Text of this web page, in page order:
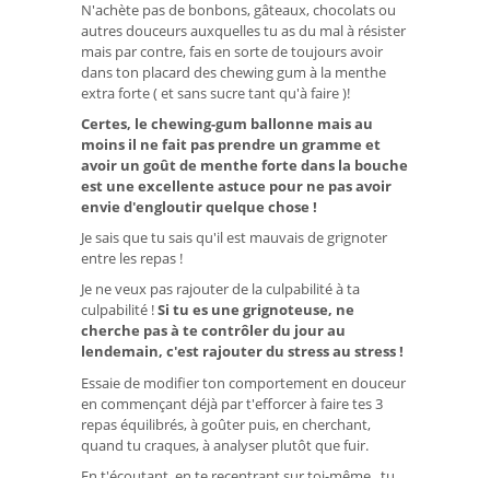
N'achète pas de bonbons, gâteaux, chocolats ou
autres douceurs auxquelles tu as du mal à résister
mais par contre, fais en sorte de toujours avoir
dans ton placard des chewing gum à la menthe
extra forte ( et sans sucre tant qu'à faire )!
Certes, le chewing-gum ballonne mais au
moins il ne fait pas prendre un gramme et
avoir un goût de menthe forte dans la bouche
est une excellente astuce pour ne pas avoir
envie d'engloutir quelque chose !
Je sais que tu sais qu'il est mauvais de grignoter
entre les repas !
Je ne veux pas rajouter de la culpabilité à ta
culpabilité !Si tu es une grignoteuse, ne
cherche pas à te contrôler du jour au
lendemain, c'est rajouter du stress au stress !
Essaie de modifier ton comportement en douceur
en commençant déjà par t'efforcer à faire tes 3
repas équilibrés, à goûter puis, en cherchant,
quand tu craques, à analyser plutôt que fuir.